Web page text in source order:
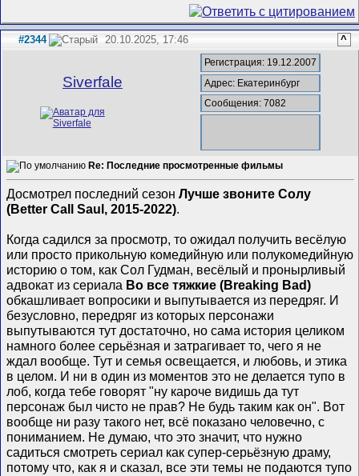
#2344 20.10.2025, 17:46 ^
Siverfale
Регистрация: 19.12.2007
Адрес: Екатеринбург
Сообщения: 7082
Re: Последние просмотренные фильмы
Досмотрел последний сезонЛучше звоните Солу
(Better Call Saul, 2015-2022).
Когда садился за просмотр, то ожидал получить весёлую
или просто прикольную комедийную или полукомедийную
историю о том, как Сол Гудман, весёлый и пронырливый
адвокат из сериала Во все тяжкие (Breaking Bad)
обкашливает вопросики и выпутывается из передряг. И
безусловно, передряг из которых персонажи
выпутываются тут достаточно, но сама история целиком
намного более серьёзная и затрагивает то, чего я не
ждал вообще. Тут и семья освещается, и любовь, и этика
в целом. И ни в один из моментов это не делается тупо в
лоб, когда тебе говорят "ну кароче видишь да тут
персонаж был чисто не прав? Не будь таким как он". Вот
вообще ни разу такого нет, всё показано человечно, с
пониманием. Не думаю, что это значит, что нужно
садиться смотреть сериал как супер-серьёзную драму,
потому что, как я и сказал, все эти темы не подаются тупо